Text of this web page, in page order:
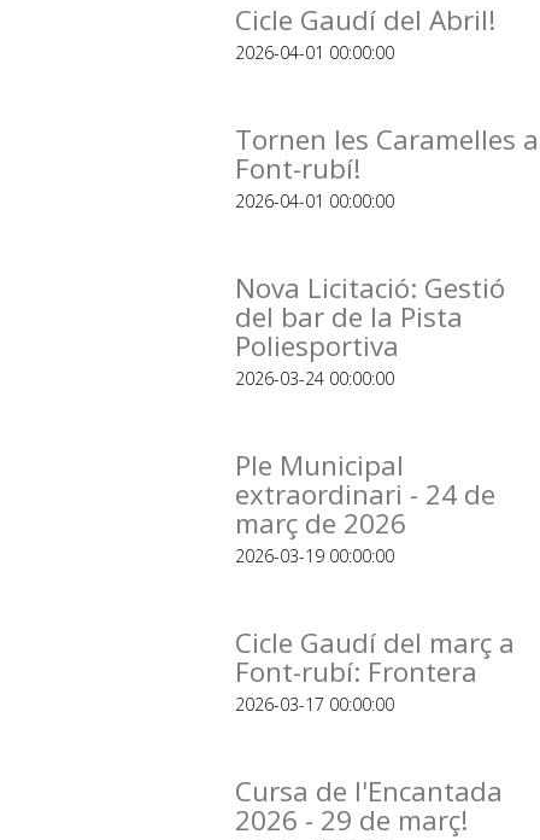
Cicle Gaudí del Abril!
2026-04-01 00:00:00
Tornen les Caramelles a
Font-rubí!
2026-04-01 00:00:00
Nova Licitació: Gestió
del bar de la Pista
Poliesportiva
2026-03-24 00:00:00
Ple Municipal
extraordinari - 24 de
març de 2026
2026-03-19 00:00:00
Cicle Gaudí del març a
Font-rubí: Frontera
2026-03-17 00:00:00
Cursa de l'Encantada
2026 - 29 de març!